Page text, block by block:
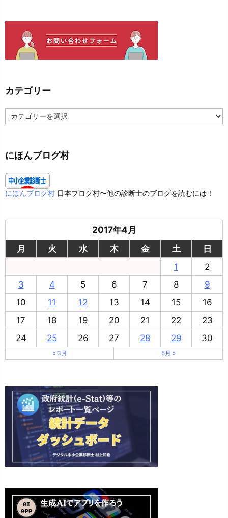
カテゴリー
テ
ー
にほんブログ村
にほんブログ村 日本ブログ村〜他の診断士のブログを読むには！
2017年4月
月
火 水 木 金 土
日
1
2
3
4 5 6 7 8
9
10
11 12 13 14 15
16
17
18 19 20 21 22
23
24
25 26 27 28 29 30
« 3月 5月 »